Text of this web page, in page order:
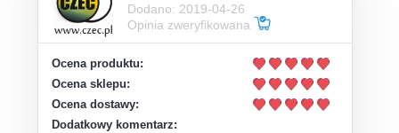
Dodano: 2019-04-26
Opinia zweryfikowana
Ocena produktu:
Ocena sklepu:
Ocena dostawy:
Dodatkowy komentarz: